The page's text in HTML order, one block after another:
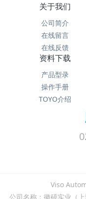
关于我们
公司简介
在线留言
在线反馈
资料下载
产品型录
操作手册
TOYO介绍
Viso
公司名称：徽硕实业（